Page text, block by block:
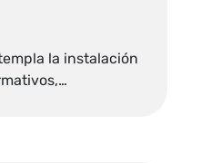
la instalación